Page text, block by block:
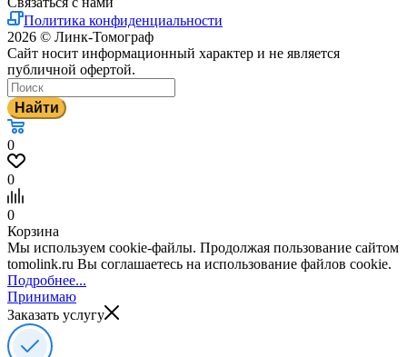
Политика конфиденциальности
2026 © Линк-Томограф
Сайт носит информационный характер и не является
публичной офертой.
Найти
0
0
0
Корзина
Мы используем cookie-файлы. Продолжая пользование сайтом
tomolink.ru Вы соглашаетесь на использование файлов cookie.
Подробнее...
Принимаю
Заказать услугу